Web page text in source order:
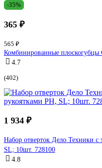
-35%
365 ₽
565 ₽
Комбинированные плоскогубцы
4.7
(402)
1 934 ₽
Набор отверток Дело Техники c
SL; 10шт. 728100
4.8